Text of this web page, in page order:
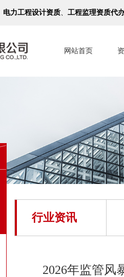
电力工程设计资质、 工程监理资质代
网站首页
行业资讯
2026年监管风